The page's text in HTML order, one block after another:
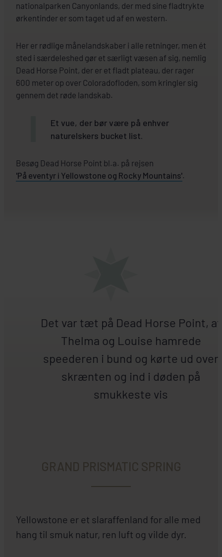
nationalparken Canyonlands, der med sine fladtrykte
ørkentinder er som taget ud af en western.
Her er rødlige månelandskaber i alle retninger, men ét
sted i særdeleshed gør et særligt væsen af sig, nemlig
Dead Horse Point, der er et fladt plateau, der rager
600 meter op over Coloradofloden, som kringler sig
gennem det røde landskab.
Et vue, der bør være på enhver
naturelskers bucket list.
Besøg Dead Horse Point bl.a. på rejsen
'På eventyr i Yellowstone og Rocky Mountains'.
Det var tæt på Dead Horse Point, at
Thelma og Louise hamrede
speederen i bund og kørte ud over
skrænten og ind i døden på
smukkeste vis
GRAND PRISMATIC SPRING
Yellowstone er et slaraffenland for alle med
hang til smuk natur, ren luft og vilde dyr.